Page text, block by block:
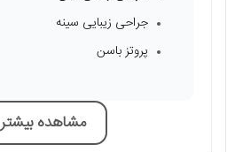
جراحی زیبایی سینه
پروتز باسن
مشاهده بیشتر